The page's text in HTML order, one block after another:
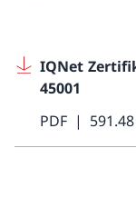
IQNet
45001
PDF